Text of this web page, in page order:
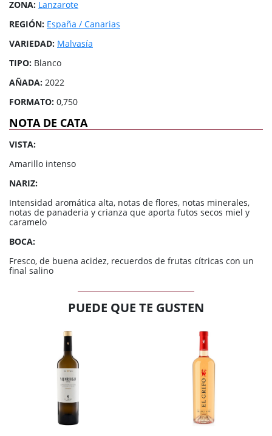
ZONA: Lanzarote
REGIÓN: España / Canarias
VARIEDAD: Malvasía
TIPO: Blanco
AÑADA: 2022
FORMATO: 0,750
NOTA DE CATA
VISTA:
Amarillo intenso
NARIZ:
Intensidad aromática alta, notas de flores, notas minerales,
notas de panaderia y crianza que aporta futos secos miel y
caramelo
BOCA:
Fresco, de buena acidez, recuerdos de frutas cítricas con un
final salino
PUEDE QUE TE GUSTEN
AÑADIR AÑADIR